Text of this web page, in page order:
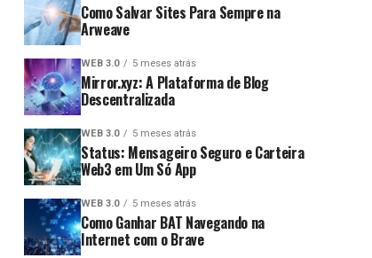
Como Salvar Sites Para Sempre na
Arweave
WEB 3.0 5 meses atrás
Mirror.xyz: A Plataforma de Blog
Descentralizada
WEB 3.0 5 meses atrás
Status: Mensageiro Seguro e Carteira
Web3 em Um Só App
WEB 3.0 5 meses atrás
Como Ganhar BAT Navegando na
Internet com o Brave